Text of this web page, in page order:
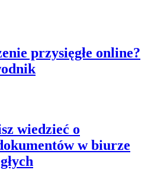
przysięgłe online?
wiedzieć o
w biurze